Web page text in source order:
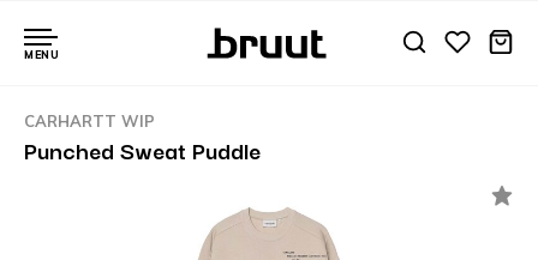
MENU
CARHARTT WIP
Punched Sweat Puddle